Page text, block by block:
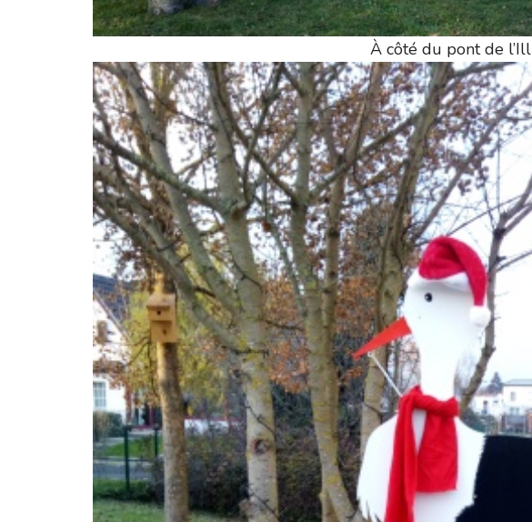
À côté du pont de l’Ill